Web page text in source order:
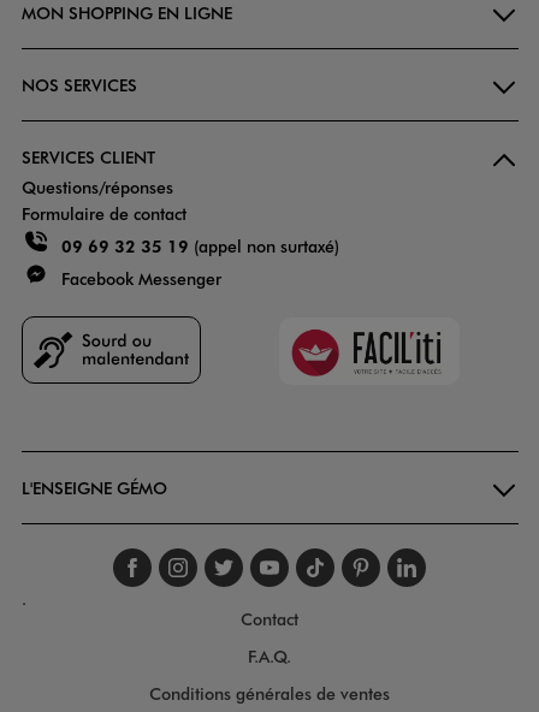
MON SHOPPING EN LIGNE
NOS SERVICES
SERVICES CLIENT
Questions/réponses
Formulaire de contact
09 69 32 35 19 (appel non surtaxé)
Facebook Messenger
Faciliti
L'ENSEIGNE GÉMO
Suivez-nous sur
Suivez-nous sur
Suivez-nous sur
Suivez-nous
Suivez-nous
Suivez-
.
Contact
F.A.Q.
Conditions générales de ventes